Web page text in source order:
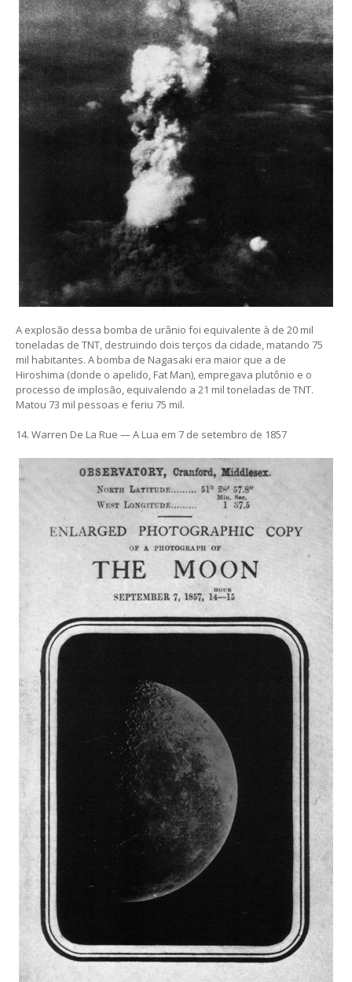
A explosão dessa bomba de urânio foi equivalente à de 20 mil
toneladas de TNT, destruindo dois terços da cidade, matando 75
mil habitantes. A bomba de Nagasaki era maior que a de
Hiroshima (donde o apelido, Fat Man), empregava plutônio e o
processo de implosão, equivalendo a 21 mil toneladas de TNT.
Matou 73 mil pessoas e feriu 75 mil.
14. Warren De La Rue — A Lua em 7 de setembro de 1857